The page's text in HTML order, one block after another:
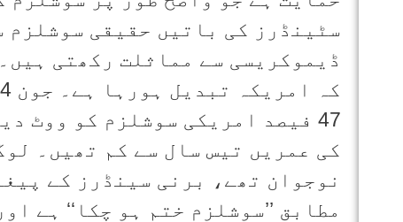
سٹینڈرز کی باتیں حقیقی
ڈیموکریسی سے مماثلت رکھتی
کی عمریں تیس سال سے کم تھیں۔
نوجوان تھے، برنی سینڈرز کے
مطابق ’’سوشلزم ختم ہو چکا‘‘ ہے